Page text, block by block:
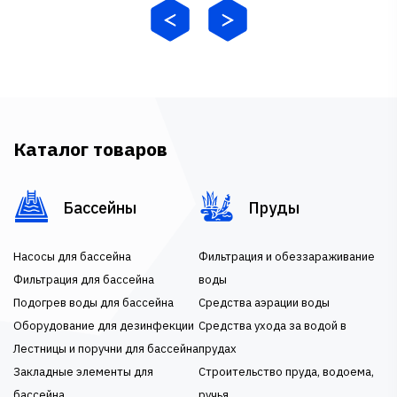
Каталог товаров
Бассейны
Насосы для бассейна
Фильтрация для бассейна
Подогрев воды для бассейна
Оборудование для дезинфекции
Лестницы и поручни для бассейна
Закладные элементы для
Пруды
Фильтрация и обеззараживание
воды
Средства аэрации воды
Средства ухода за водой в
прудах
Строительство пруда, водоема,